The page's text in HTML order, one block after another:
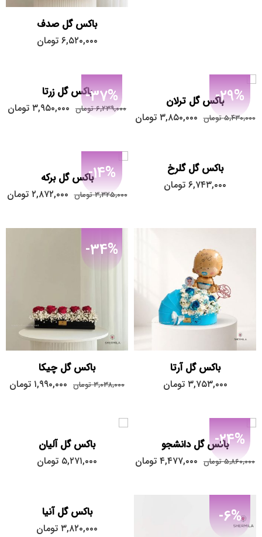
باکس گل صدف
۶,۵۲۰,۰۰۰ تومان
-29%باکس گل ترلان
۵,۴۳۰,۰۰۰ تومان ۳,۸۵۰,۰۰۰ تومان
-37%باکس گل زرتا
۶,۲۳۹,۰۰۰ تومان ۳,۹۵۰,۰۰۰ تومان
باکس گل گلرخ
۶,۷۴۳,۰۰۰ تومان
-14%باکس گل برکه
۳,۳۲۵,۰۰۰ تومان ۲,۸۷۲,۰۰۰ تومان
باکس گل آرتا
۳,۷۵۳,۰۰۰ تومان
-34%
باکس گل چیکا
۳,۰۳۸,۰۰۰ تومان ۱,۹۹۰,۰۰۰ تومان
-24%باکس گل دانشجو
۵,۸۶۰,۰۰۰ تومان ۴,۴۷۷,۰۰۰ تومان
باکس گل آلیان
۵,۲۷۱,۰۰۰ تومان
-6% باکس گل آنیا
۳,۸۲۰,۰۰۰ تومان